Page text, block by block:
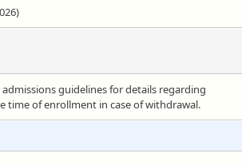
guidelines for details regarding
time of enrollment in case of withdrawal.